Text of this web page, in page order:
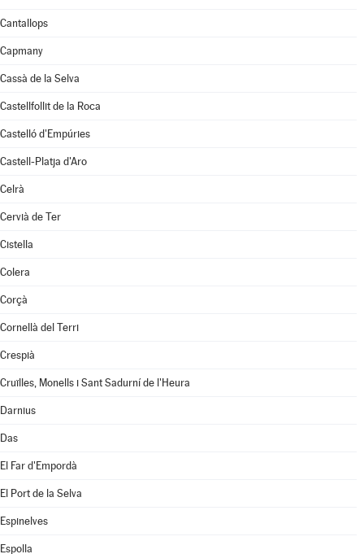
Cantallops
Capmany
Cassà de la Selva
Castellfollit de la Roca
Castelló d'Empúries
Castell-Platja d'Aro
Celrà
Cervià de Ter
Cistella
Colera
Corçà
Cornellà del Terri
Crespià
Cruïlles, Monells i Sant Sadurní de l'Heura
Darnius
Das
El Far d'Empordà
El Port de la Selva
Espinelves
Espolla